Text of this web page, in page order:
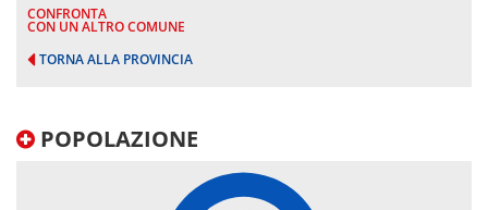
CONFRONTA
CON UN ALTRO COMUNE
TORNA ALLA PROVINCIA
POPOLAZIONE